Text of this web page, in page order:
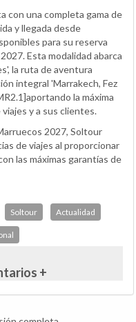
con una completa gama de
y llegada desde
para su reserva
Esta modalidad abarca
la ruta de aventura
integral 'Marrakech, Fez
la máxima
y a sus clientes.
2027, Soltour
de viajes al proporcionar
las máximas garantías de
Soltour Actualidad
+